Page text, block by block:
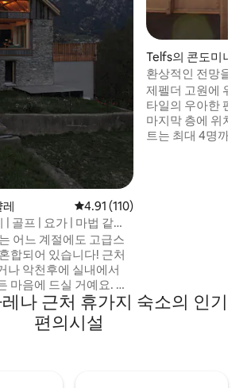
평점 4.91점(5점 만점), 후기 110
4.91 (110)
| 골프 | 요가 | 마법 같은
어느 계절에도 고급스
합되어 있습니다! 근처
나 악천후에 실내에서
음에 드실 거예요. 제
리조트 근처의✶ 고요한
및 자쿠지 ✶호텔 고급
Telfs의 콘도미니엄
환상적인 전망을
하우스 아파트.
제펠더 고원에 위
타일의 우아한 펜
마지막 층에 위치
트는 최대 4명까지
나 근처 휴가지 숙소의 인기
편의시설